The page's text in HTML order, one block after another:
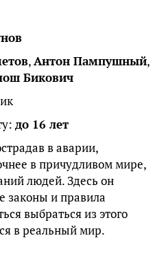
,Антон Пампушный,
Бикович
до 16 лет
в аварии,
в причудливом мире,
людей. Здесь он
законы и правила
выбраться из этого
в реальный мир.